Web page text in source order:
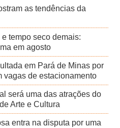
as tendências da
tempo seco demais:
em agosto
em Pará de Minas por
vagas de estacionamento
será uma das atrações do
Arte e Cultura
entra na disputa por uma